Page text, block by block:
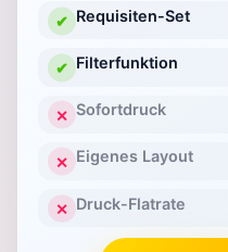
✔ Requisiten-Set
✔ Filterfunktion
✕ Sofortdruck
✕ Eigenes Layout
✕ Druck-Flatrate